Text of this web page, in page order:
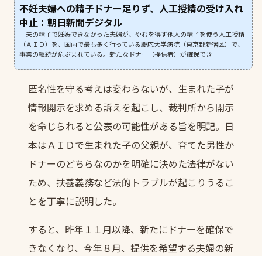
不妊夫婦への精子ドナー足りず、人工授精の受け入れ
中止：朝日新聞デジタル
夫の精子で妊娠できなかった夫婦が、やむを得ず他人の精子を使う人工授精
（ＡＩＤ）を、国内で最も多く行っている慶応大学病院（東京都新宿区）で、
事業の継続が危ぶまれている。新たなドナー（提供者）が確保でき…
匿名性を守る考えは変わらないが、生まれた子が
情報開示を求める訴えを起こし、裁判所から開示
を命じられると公表の可能性がある旨を明記。日
本はＡＩＤで生まれた子の父親が、育てた男性か
ドナーのどちらなのかを明確に決めた法律がない
ため、扶養義務など法的トラブルが起こりうるこ
とを丁寧に説明した。
すると、昨年１１月以降、新たにドナーを確保で
きなくなり、今年８月、提供を希望する夫婦の新